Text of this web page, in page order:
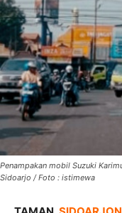
Penampakan mobil Suzuki
Sidoarjo / Foto : istimewa